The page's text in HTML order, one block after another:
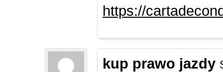
https://
kup prawo jazdy